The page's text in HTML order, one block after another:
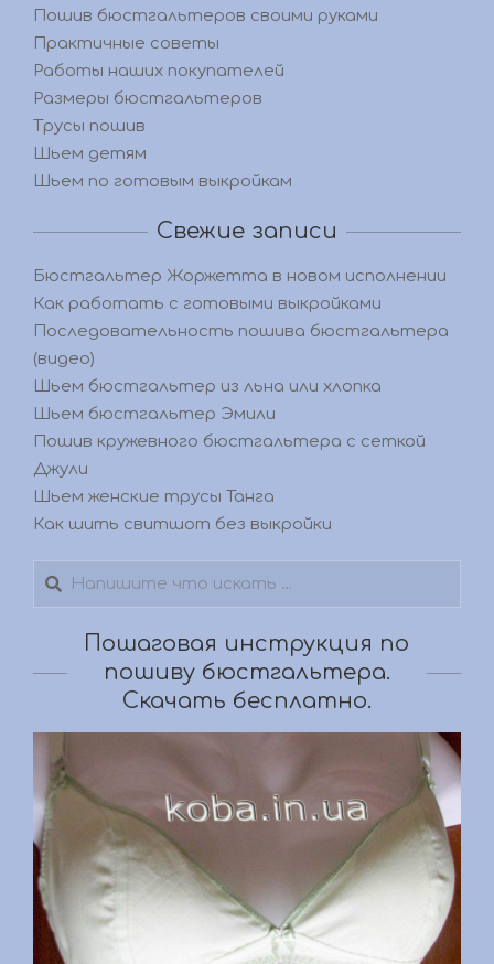
Пошив бюстгальтеров своими руками
Практичные советы
Работы наших покупателей
Размеры бюстгальтеров
Трусы пошив
Шьем детям
Шьем по готовым выкройкам
Свежие записи
Бюстгальтер Жоржетта в новом исполнении
Как работать с готовыми выкройками
Последовательность пошива бюстгальтера
(видео)
Шьем бюстгальтер из льна или хлопка
Шьем бюстгальтер Эмили
Пошив кружевного бюстгальтера с сеткой
Джули
Шьем женские трусы Танга
Как шить свитшот без выкройки
Поиск
Пошаговая инструкция по
пошиву бюстгальтера.
Скачать бесплатно.